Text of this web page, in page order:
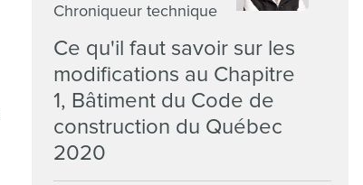
Chroniqueur technique
Ce qu'il faut savoir sur les
modifications au Chapitre
1, Bâtiment du Code de
construction du Québec
2020